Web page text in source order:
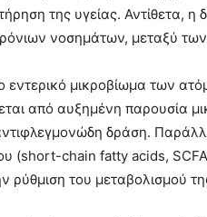
της υγείας.
νοσημάτων, μεταξύ
εντερικό μικροβίωμα των
από αυξημένη παρουσία
δράση.
(short-chain fatty acids,
ρύθμιση του μεταβολισμού